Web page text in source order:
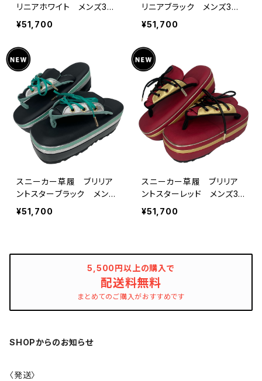
リニアホワイト メンズ3サ
イズ キモノグラース×Ryuj
in コラボオリジナル
¥51,700
リニアブラック メンズ3サ
イズ キモノグラース×Ryuj
in コラボオリジナル
¥51,700
スニーカー草履 ブリリア
ントスターブラック メンズ
3サイズ キモノグラース×
Ryujin コラボオリジナ
¥51,700
スニーカー草履 ブリリア
ントスターレッド メンズ3
サイズ キモノグラース×R
yujin コラボオリジナル
¥51,700
5,500円以上の購入で
配送料無料
まとめてのご購入がおすすめです
SHOPからのお知らせ
〈発送〉